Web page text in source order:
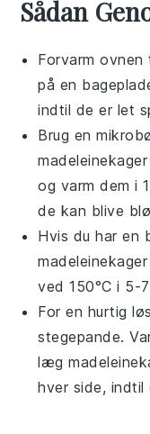
Sådan
Forvarm
på en
indtil de er let
Brug en
madeleinekager
og varm dem i
de kan blive
Hvis du har en
madeleinekager
ved 150°C i 5-
For en hurtig
stegepande.
læg
hver side, indtil